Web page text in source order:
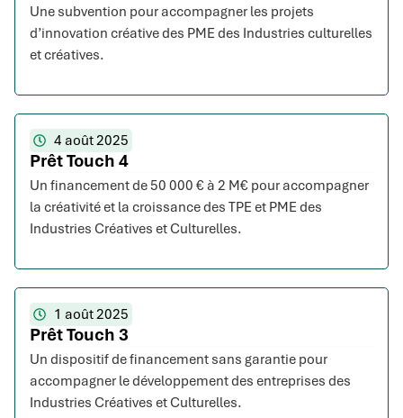
Une subvention pour accompagner les projets
d’innovation créative des PME des Industries culturelles
et créatives.
4 août 2025
Prêt Touch 4
Un financement de 50 000 € à 2 M€ pour accompagner
la créativité et la croissance des TPE et PME des
Industries Créatives et Culturelles.
1 août 2025
Prêt Touch 3
Un dispositif de financement sans garantie pour
accompagner le développement des entreprises des
Industries Créatives et Culturelles.